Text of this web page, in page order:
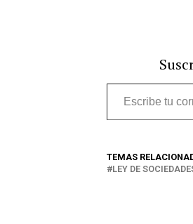
Escribe
tu
electrónico…
TEMAS
LEY DE